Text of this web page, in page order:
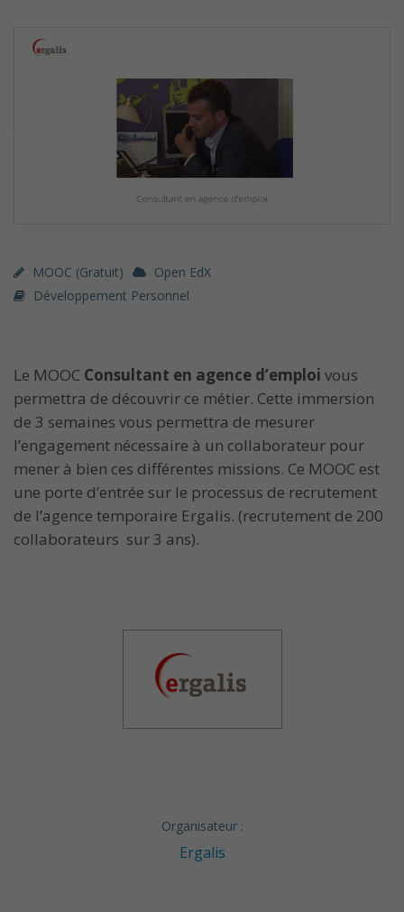
MOOC (gratuit)
Open EdX
Développement Personnel
Le MOOC Consultant en agence d’emploi vous
permettra de découvrir ce métier. Cette immersion
de 3 semaines vous permettra de mesurer
l’engagement nécessaire à un collaborateur pour
mener à bien ces différentes missions. Ce MOOC est
une porte d’entrée sur le processus de recrutement
de l’agence temporaire Ergalis. (recrutement de 200
collaborateurs sur 3 ans).
Organisateur :
Ergalis